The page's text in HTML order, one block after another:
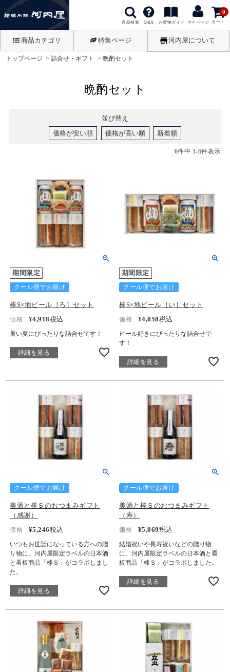
商品検索 Q&A お買物ガイド マイページ カート
0
商品カテゴリ 特集ページ 河内屋について
トップページ 詰合せ・ギフト 晩酌セット
晩酌セット
並び替え
価格が安い順
価格が高い順 新着順
6件中 1-6件表示
期間限定
クール便でお届け
棒S×地ビール［ろ］セット
価格 ¥4,918税込
暑い夏にぴったりな詰合せです！
詳細を見る
期間限定
クール便でお届け
棒S×地ビール［い］セット
価格 ¥4,058税込
ビール好きにぴったりな詰合せで
す！
詳細を見る
クール便でお届け
美酒と棒Ｓのおつまみギフト
（感謝）
価格 ¥5,246税込
いつもお世話になっている方への贈
り物に。河内屋限定ラベルの日本酒
と看板商品「棒Ｓ」がコラボしまし
た。
詳細を見る
クール便でお届け
美酒と棒Ｓのおつまみギフト
（寿）
価格 ¥5,069税込
結婚祝いや長寿祝いなどの贈り物
に。河内屋限定ラベルの日本酒と看
板商品「棒Ｓ」がコラボしました。
詳細を見る